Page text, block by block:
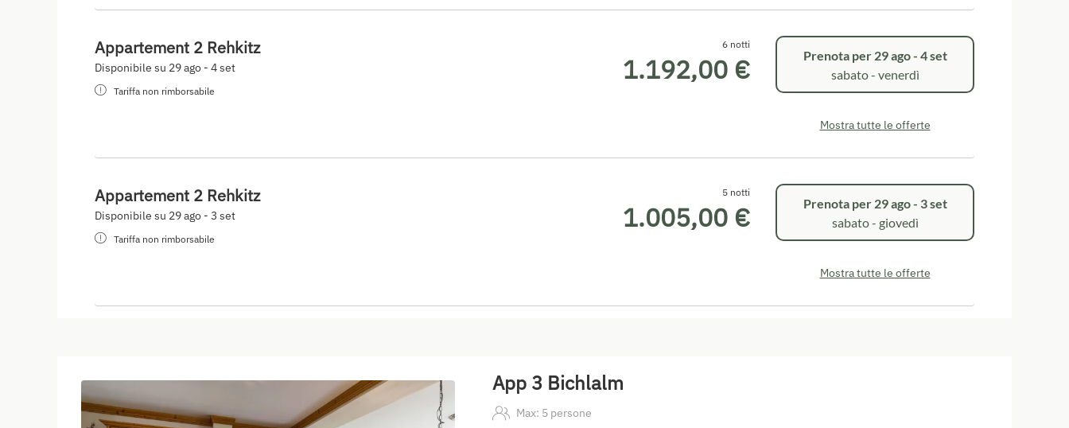
Appartement 2 Rehkitz
Disponibile su 29 ago - 4 set
Tariffa non rimborsabile
6 notti
1.192,00 € Prenota per 29 ago - 4 set
sabato - venerdì
Mostra tutte le offerte
Appartement 2 Rehkitz
Disponibile su 29 ago - 3 set
Tariffa non rimborsabile
5 notti
1.005,00 € Prenota per 29 ago - 3 set
sabato - giovedì
Mostra tutte le offerte
App 3 Bichlalm
Max: 5 persone